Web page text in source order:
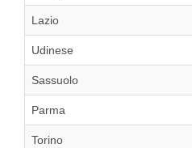
Lazio
Udinese
Sassuolo
Parma
Torino